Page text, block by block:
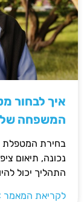
איך לבחור
המשפחה
בחירת המטפלת
נכונה, תיאום
התהליך יכול
לקריאת המאמר